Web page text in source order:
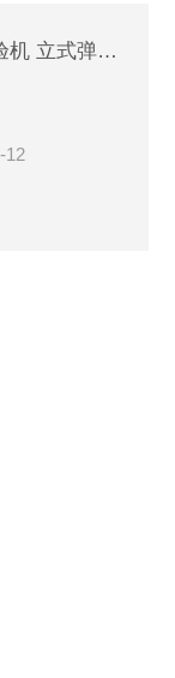
手动弹簧压力试验机 立式弹簧负荷测力计 扭力计 弹簧拉力试验机
12